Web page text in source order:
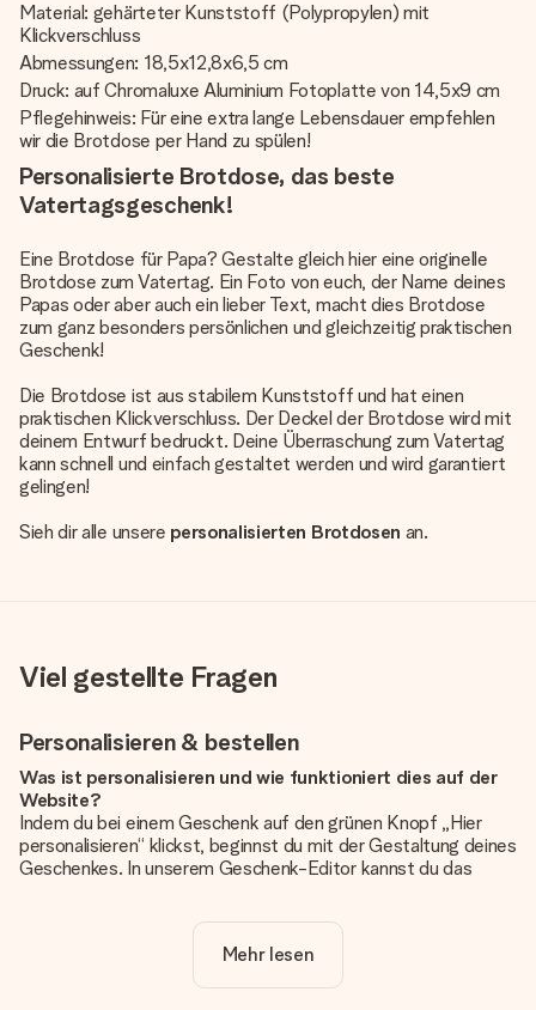
Material: gehärteter Kunststoff (Polypropylen) mit
Klickverschluss
Abmessungen: 18,5x12,8x6,5 cm
Druck: auf Chromaluxe Aluminium Fotoplatte von 14,5x9 cm
Pflegehinweis: Für eine extra lange Lebensdauer empfehlen
wir die Brotdose per Hand zu spülen!
Personalisierte Brotdose, das beste
Vatertagsgeschenk!
Eine Brotdose für Papa? Gestalte gleich hier eine originelle
Brotdose zum Vatertag. Ein Foto von euch, der Name deines
Papas oder aber auch ein lieber Text, macht dies Brotdose
zum ganz besonders persönlichen und gleichzeitig praktischen
Geschenk!
Die Brotdose ist aus stabilem Kunststoff und hat einen
praktischen Klickverschluss. Der Deckel der Brotdose wird mit
deinem Entwurf bedruckt. Deine Überraschung zum Vatertag
kann schnell und einfach gestaltet werden und wird garantiert
gelingen!
Sieh dir alle unsere personalisierten Brotdosen an.
Viel gestellte Fragen
Personalisieren & bestellen
Was ist personalisieren und wie funktioniert dies auf der
Website?
Indem du bei einem Geschenk auf den grünen Knopf „Hier
personalisieren“ klickst, beginnst du mit der Gestaltung deines
Geschenkes. In unserem Geschenk-Editor kannst du das
noch eines unserer angebotenen Designs, um deinem
Geschenk die perfekte Ausstrahlung zu verleihen.
Mehr lesen